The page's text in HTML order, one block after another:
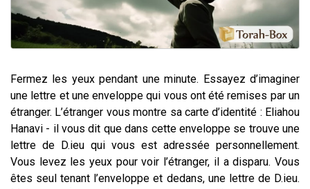
Fermez les yeux pendant une minute. Essayez d’imaginer
une lettre et une enveloppe qui vous ont été remises par un
étranger. L’étranger vous montre sa carte d’identité : Eliahou
Hanavi - il vous dit que dans cette enveloppe se trouve une
lettre de D.ieu qui vous est adressée personnellement.
Vous levez les yeux pour voir l’étranger, il a disparu. Vous
êtes seul tenant l’enveloppe et dedans, une lettre de D.ieu.